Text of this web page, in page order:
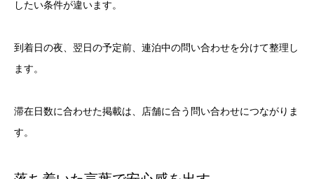
したい条件が違います。
到着日の夜、翌日の予定前、連泊中の問い合わせを分けて整理し
ます。
滞在日数に合わせた掲載は、店舗に合う問い合わせにつながりま
す。